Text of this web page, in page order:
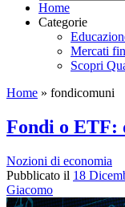
Home
Categorie
Mercati
Scopri
Home » fondicomuni
Fondi o ETF:
Nozioni di economia
Pubblicato il 18
Giacomo